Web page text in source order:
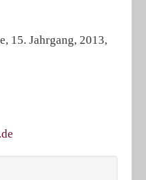
15. Jahrgang, 2013,